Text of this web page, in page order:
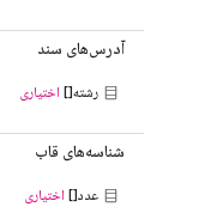
آدرس‌های سند
رشته[] اختیاری
شناسه‌های قاب
عدد[] اختیاری